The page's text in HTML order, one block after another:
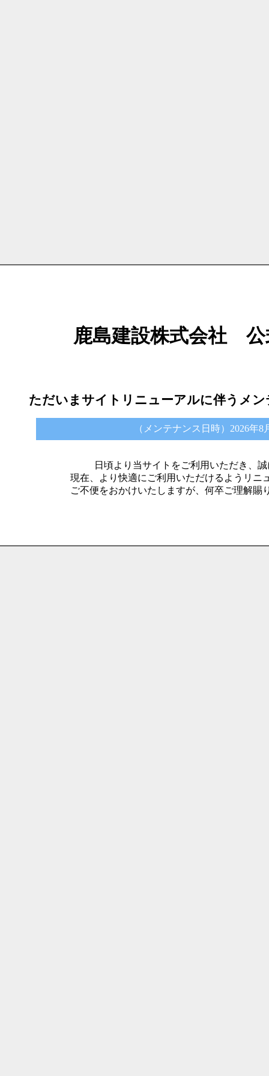
鹿島建設株式会社
ただいまサイトリニューアルに伴うメ
（メンテナンス日時）2026年8
日頃より当サイトをご利用いただき、
現在、より快適にご利用いただけるようリニ
ご不便をおかけいたしますが、何卒ご理解賜